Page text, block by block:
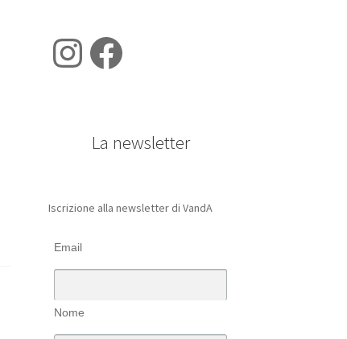
Instagram
Facebook
La newsletter
Iscrizione alla newsletter di VandA
Email
Nome